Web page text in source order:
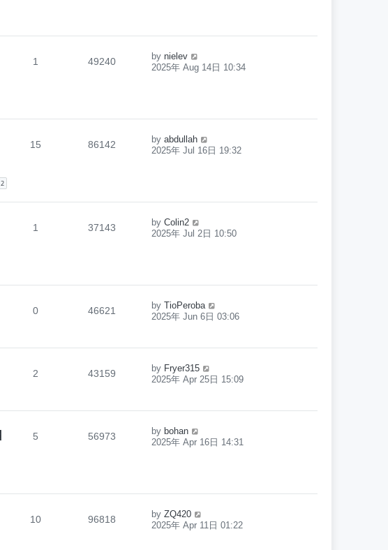
1 49240 by nielev
2025年 Aug 14日 10:34
2
15 86142 by abdullah
2025年 Jul 16日 19:32
1 37143 by Colin2
2025年 Jul 2日 10:50
0 46621 by TioPeroba
2025年 Jun 6日 03:06
2 43159 by Fryer315
2025年 Apr 25日 15:09
5 56973 by bohan
2025年 Apr 16日 14:31
10 96818 by ZQ420
2025年 Apr 11日 01:22